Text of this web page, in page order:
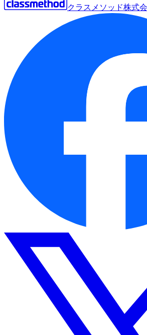
クラスメソッド株式